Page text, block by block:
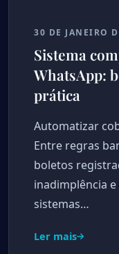
30 DE JANEIRO
Sistema
WhatsApp:
prática
Automatizar
Entre regras
boletos
inadimplência
sistemas…
Ler mais